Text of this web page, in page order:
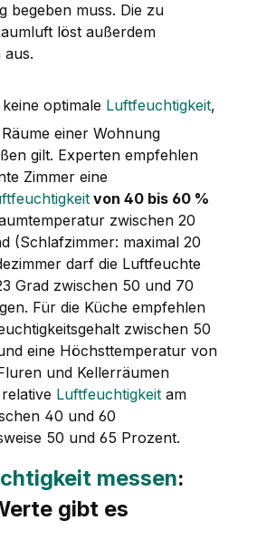
begeben muss. Die zu
löst außerdem
aus.
optimale Luftfeuchtigkeit,
einer Wohnung
gilt. Experten empfehlen
Zimmer eine
von 40 bis 60 %
zwischen 20
(Schlafzimmer: maximal 20
darf die Luftfeuchte
Grad zwischen 50 und 70
Für die Küche empfehlen
zwischen 50
eine Höchsttemperatur von
und Kellerräumen
Luftfeuchtigkeit am
40 und 60
50 und 65 Prozent.
messen:
gibt es